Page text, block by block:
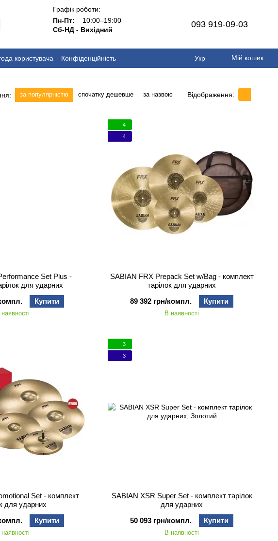
Графік роботи:
Пн-Пт: 10:00–19:00
Сб-НД - Вихідний
093 919-09-03
користувача Конфіденційність Укр Мій кошик
за популярністю спочатку дешевше за назвою Відображення:
Set Plus -
для ударних
Купити
4
4
SABIAN FRX Prepack Set w/Bag - комплект
тарілок для ударних
89 392 грн/компл.
Купити
В наявності
Set - комплект
для ударних
Купити
3
3
SABIAN XSR Super Set - комплект тарілок
для ударних
50 093 грн/компл.
Купити
В наявності